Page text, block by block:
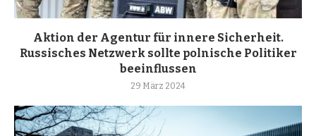
Aktion der Agentur für innere Sicherheit.
Russisches Netzwerk sollte polnische Politiker
beeinflussen
29 März 2024